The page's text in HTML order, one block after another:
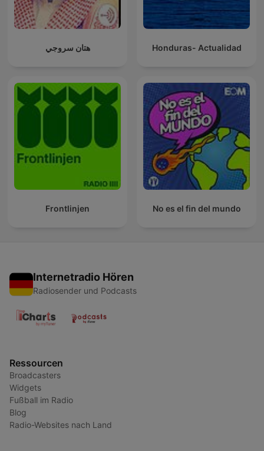
هتان سروجي Honduras- Actualidad
Frontlinjen No es el fin del mundo
Internetradio Hören
Radiosender und Podcasts
Ressourcen
Broadcasters
Widgets
Fußball im Radio
Blog
Radio-Websites nach Land